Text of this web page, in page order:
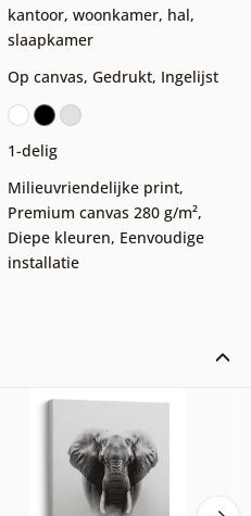
kantoor, woonkamer, hal,
slaapkamer
Op canvas, Gedrukt, Ingelijst
1-delig
Milieuvriendelijke print,
Premium canvas 280 g/m²,
Diepe kleuren, Eenvoudige
installatie